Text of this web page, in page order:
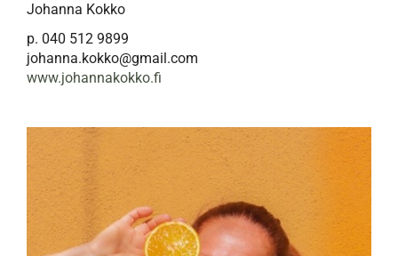
Johanna Kokko
p. 040 512 9899
johanna.kokko@gmail.com
www.johannakokko.fi